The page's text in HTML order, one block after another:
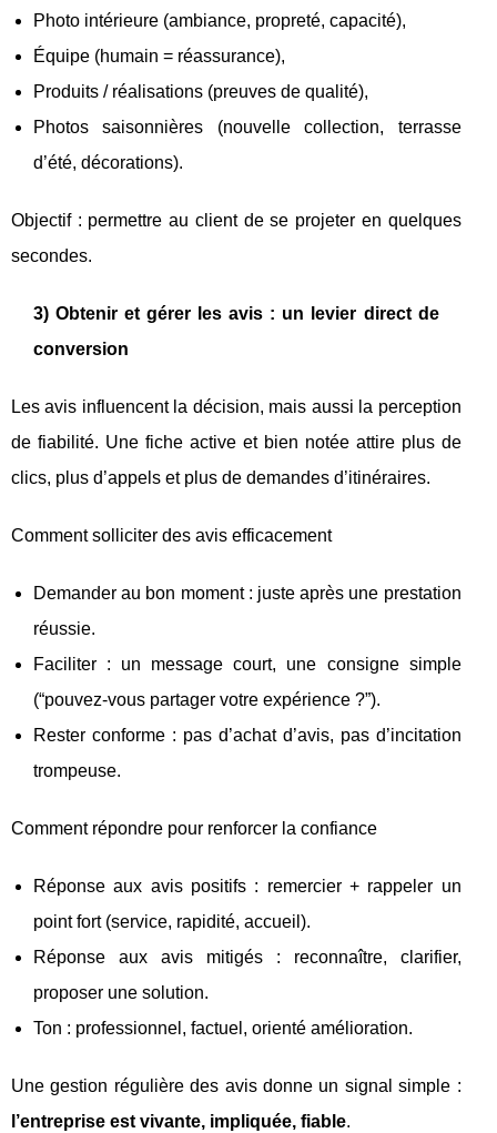
Photo intérieure (ambiance, propreté, capacité),
Équipe (humain = réassurance),
Produits / réalisations (preuves de qualité),
Photos saisonnières (nouvelle collection, terrasse
d’été, décorations).
Objectif : permettre au client de se projeter en quelques
secondes.
3) Obtenir et gérer les avis : un levier direct de
conversion
Les avis influencent la décision, mais aussi la perception
de fiabilité. Une fiche active et bien notée attire plus de
clics, plus d’appels et plus de demandes d’itinéraires.
Comment solliciter des avis efficacement
Demander au bon moment : juste après une prestation
réussie.
Faciliter : un message court, une consigne simple
(“pouvez-vous partager votre expérience ?”).
Rester conforme : pas d’achat d’avis, pas d’incitation
trompeuse.
Comment répondre pour renforcer la confiance
Réponse aux avis positifs : remercier + rappeler un
point fort (service, rapidité, accueil).
Réponse aux avis mitigés : reconnaître, clarifier,
proposer une solution.
Ton : professionnel, factuel, orienté amélioration.
Une gestion régulière des avis donne un signal simple :
l’entreprise est vivante, impliquée, fiable.